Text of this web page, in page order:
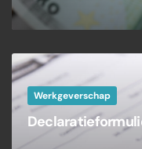
Werkgeverschap